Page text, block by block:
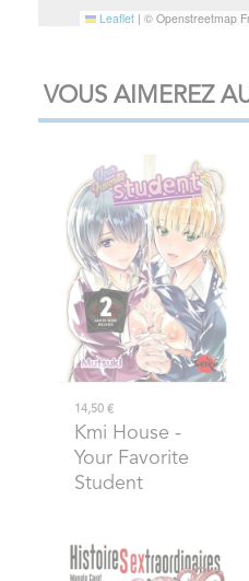
Leaflet | © Openstreetmap
VOUS AIMEREZ
14,50 €
Kmi House -
Your Favorite
Student